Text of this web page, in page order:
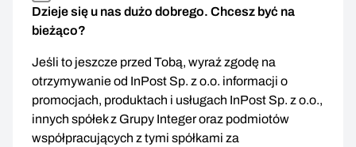
Dzieje się u nas dużo dobrego. Chcesz być na
bieżąco?
Jeśli to jeszcze przed Tobą, wyraź zgodę na
otrzymywanie od InPost Sp. z o.o. informacji o
promocjach, produktach i usługach InPost Sp. z o.o.,
innych spółek z Grupy Integer oraz podmiotów
współpracujących z tymi spółkami za